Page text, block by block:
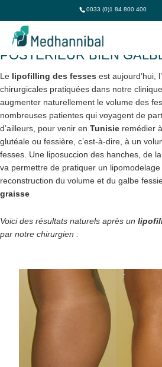
0033 (0)1 84 800 400
LIPOFILLING FESSES
POSTÉRIEUR BIEN
Le lipofilling des fesses est aujourd’hui,
chirurgicales pratiquées dans notre
augmenter naturellement le volume des
nombreuses patientes qui voyagent de
d’ailleurs, pour venir en Tunisie remédier
glutéale ou fessière, c’est-à-dire, à un
fesses. Une liposuccion des hanches, de
va permettre de pratiquer un
reconstruction du volume et du galbe
graisse
Voici des résultats naturels après un
par notre chirurgien :